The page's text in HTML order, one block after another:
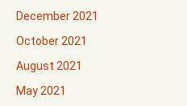
December 2021
October 2021
August 2021
May 2021